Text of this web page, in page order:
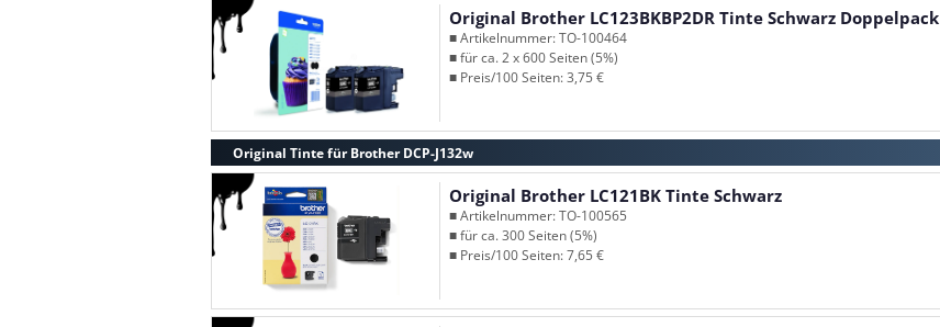
Original Brother LC123BKBP2DR Tinte Schwarz Doppelpack
■ Artikelnummer: TO-100464
■ für ca. 2 x 600 Seiten (5%)
■ Preis/100 Seiten: 3,75 €
Original Tinte für Brother DCP-J132w
Original Brother LC121BK Tinte Schwarz
■ Artikelnummer: TO-100565
■ für ca. 300 Seiten (5%)
■ Preis/100 Seiten: 7,65 €